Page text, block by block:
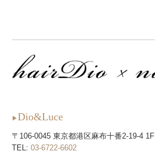
▶Dio&Luce
〒106-0045 東京都港区麻布十番2-19-4 1F
TEL: 03-6722-6602